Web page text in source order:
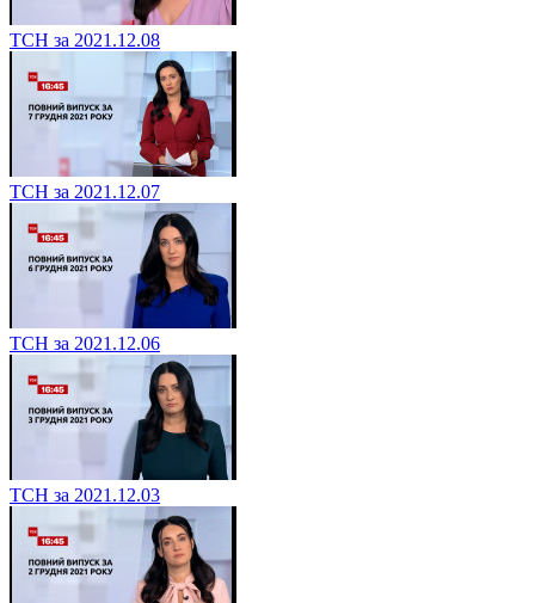
ТСН за 2021.12.08
ТСН за 2021.12.07
ТСН за 2021.12.06
ТСН за 2021.12.03